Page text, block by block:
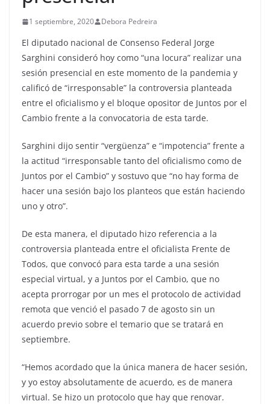
1 septiembre, 2020 Debora Pedreira
El diputado nacional de Consenso Federal Jorge
Sarghini consideró hoy como “una locura” realizar una
sesión presencial en este momento de la pandemia y
calificó de “irresponsable” la controversia planteada
entre el oficialismo y el bloque opositor de Juntos por el
Cambio frente a la convocatoria de esta tarde.
Sarghini dijo sentir “vergüenza” e “impotencia” frente a
la actitud “irresponsable tanto del oficialismo como de
Juntos por el Cambio” y sostuvo que “no hay forma de
hacer una sesión bajo los planteos que están haciendo
uno y otro”.
De esta manera, el diputado hizo referencia a la
controversia planteada entre el oficialista Frente de
Todos, que convocó para esta tarde a una sesión
especial virtual, y a Juntos por el Cambio, que no
acepta prorrogar por un mes el protocolo de actividad
remota que venció el pasado 7 de agosto sin un
acuerdo previo sobre el temario que se tratará en
septiembre.
“Hemos acordado que la única manera de hacer sesión,
y yo estoy absolutamente de acuerdo, es de manera
virtual. Se hizo un protocolo que hay que renovar.